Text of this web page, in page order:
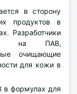
в сторону
продуктов в
Разработчики
на ПАВ,
очищающие
для кожи в
в формулах для